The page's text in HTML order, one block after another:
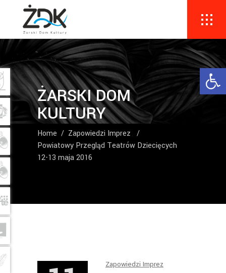
ŻARSKI DOM
KULTURY
Home / Zapowiedzi Imprez
/
Powiatowy Przegląd Teatrów Dziecięcych
12-13 maja 2016
Zapowiedzi Imprez